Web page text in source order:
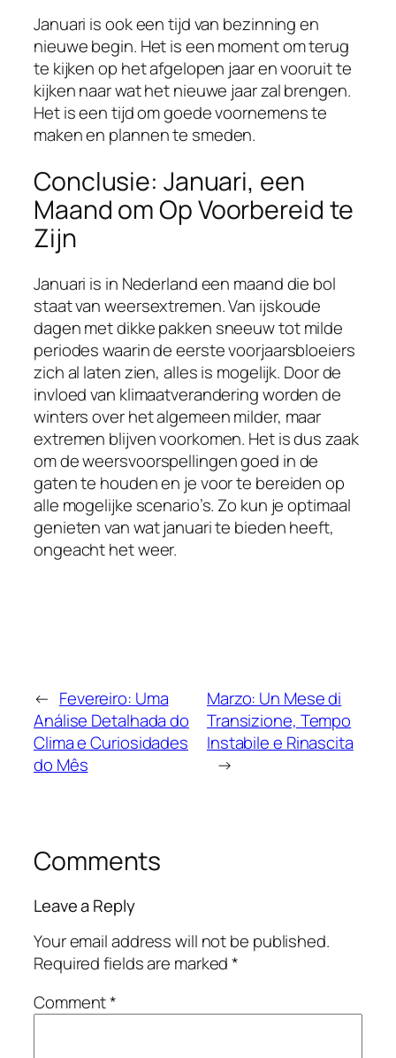
Januari is ook een tijd van bezinning en
nieuwe begin. Het is een moment om terug
te kijken op het afgelopen jaar en vooruit te
kijken naar wat het nieuwe jaar zal brengen.
Het is een tijd om goede voornemens te
maken en plannen te smeden.
Conclusie: Januari, een
Maand om Op Voorbereid te
Zijn
Januari is in Nederland een maand die bol
staat van weersextremen. Van ijskoude
dagen met dikke pakken sneeuw tot milde
periodes waarin de eerste voorjaarsbloeiers
zich al laten zien, alles is mogelijk. Door de
invloed van klimaatverandering worden de
winters over het algemeen milder, maar
extremen blijven voorkomen. Het is dus zaak
om de weersvoorspellingen goed in de
gaten te houden en je voor te bereiden op
alle mogelijke scenario’s. Zo kun je optimaal
genieten van wat januari te bieden heeft,
ongeacht het weer.
← Fevereiro: Uma
Análise Detalhada do
Clima e Curiosidades
do Mês
Marzo: Un Mese di
Transizione, Tempo
Instabile e Rinascita
→
Comments
Leave a Reply
Your email address will not be published.
Required fields are marked*
Comment*